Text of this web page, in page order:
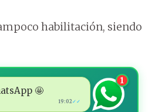
habilitación, siendo
🤩
19:02✓✓
1